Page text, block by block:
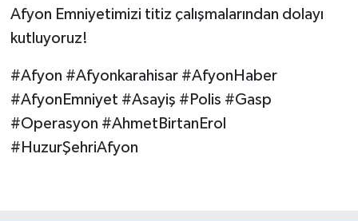
Afyon Emniyetimizi titiz çalışmalarından dolayı
kutluyoruz!
#Afyon #Afyonkarahisar #AfyonHaber
#AfyonEmniyet #Asayiş #Polis #Gasp
#Operasyon #AhmetBirtanErol
#HuzurŞehriAfyon